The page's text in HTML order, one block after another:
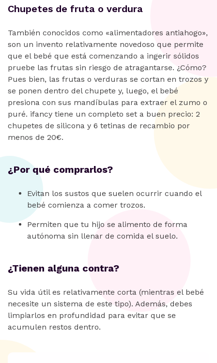
Chupetes de fruta o verdura
También conocidos como «alimentadores antiahogo»,
son un invento relativamente novedoso que permite
que el bebé que está comenzando a ingerir sólidos
pruebe las frutas sin riesgo de atragantarse. ¿Cómo?
Pues bien, las frutas o verduras se cortan en trozos y
se ponen dentro del chupete y, luego, el bebé
presiona con sus mandíbulas para extraer el zumo o
puré. ifancy tiene un completo set a buen precio: 2
chupetes de silicona y 6 tetinas de recambio por
menos de 20€.
¿Por qué comprarlos?
Evitan los sustos que suelen ocurrir cuando el
bebé comienza a comer trozos.
Permiten que tu hijo se alimento de forma
autónoma sin llenar de comida el suelo.
¿Tienen alguna contra?
Su vida útil es relativamente corta (mientras el bebé
necesite un sistema de este tipo). Además, debes
limpiarlos en profundidad para evitar que se
acumulen restos dentro.